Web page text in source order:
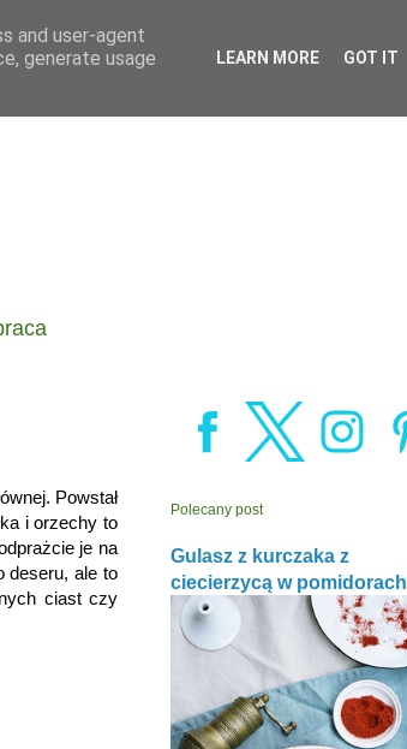
Powstał
i orzechy to
je na
deseru, ale to
ciast czy
Polecany post
Gulasz z kurczaka z
ciecierzycą w pomidorach
and user-agent
generate usage
LEARN MORE GOT IT